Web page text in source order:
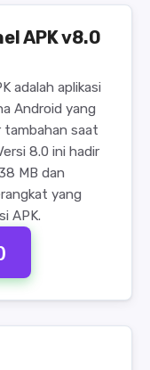
APK v8.0
adalah aplikasi
Android yang
saat
8.0 ini hadir
MB dan
yang
APK.